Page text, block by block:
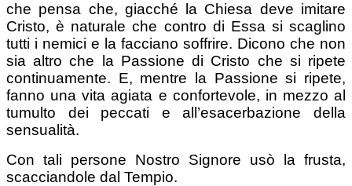
che pensa che, giacché la Chiesa deve imitare
Cristo, è naturale che contro di Essa si scaglino
tutti i nemici e la facciano soffrire. Dicono che non
sia altro che la Passione di Cristo che si ripete
continuamente. E, mentre la Passione si ripete,
fanno una vita agiata e confortevole, in mezzo al
tumulto dei peccati e all’esacerbazione della
sensualità.
Con tali persone Nostro Signore usò la frusta,
scacciandole dal Tempio.